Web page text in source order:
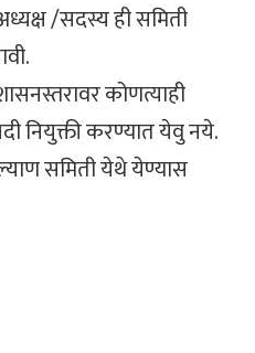
/सदस्य ही समिती
कोणत्याही
नियुक्ती करण्यात येवु नये.
समिती येथे येण्यास